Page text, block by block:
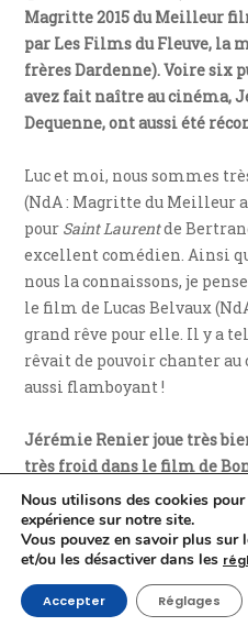
Magritte 2015 du Meilleur
par Les Films du Fleuve, la
frères Dardenne). Voire six
avez fait naître au cinéma,
Dequenne, ont aussi été
Luc et moi, nous sommes
(NdA : Magritte du Meilleur
pour Saint Laurentde
excellent comédien. Ainsi
nous la connaissons, je
le film de Lucas Belvaux
grand rêve pour elle. Il y a
rêvait de pouvoir chanter au
aussi flamboyant !
Jérémie Renier joue très
très froid dans le film de
Il est bien dans ce rôle,
des univers vraiment
François, il était formidable
Tous les grands comédiens
Nous utilisons des cookies
expérience sur notre site.
Vous pouvez en savoir plus
et/ou les désactiver dans les
Accepter Réglages